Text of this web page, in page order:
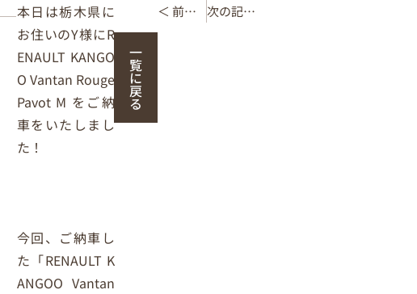
本日は栃木県に
お住いのY様にR
ENAULT KANGO
O Vantan Rouge
Pavot M をご納
車をいたしまし
た！
今回、ご納車し
た「RENAULT K
ANGOO Vantan
一
覧
に
戻
る
＜ 前の記事 次の記事 ＞